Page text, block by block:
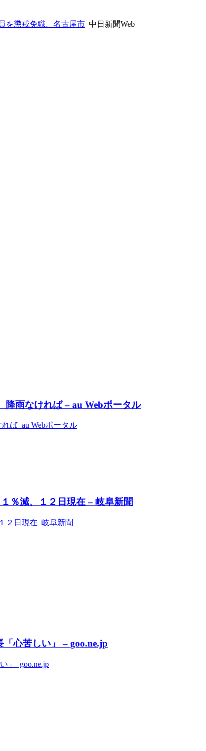
を懲戒免職、名古屋市 中日新聞Web
降雨なければ – au Webポータル
ば au Webポータル
％減、１２日現在 – 岐阜新聞
２日現在 岐阜新聞
心苦しい」 – goo.ne.jp
」 goo.ne.jp